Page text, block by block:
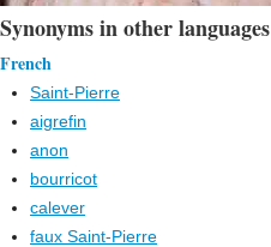
Synonyms in other languages
French
Saint-Pierre
aigrefin
anon
bourricot
calever
faux Saint-Pierre